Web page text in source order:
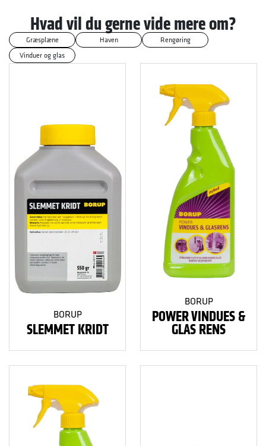
Hvad vil du gerne vide mere om?
Græsplæne Haven
Rengøring
Vinduer og glas
BORUP
SLEMMET KRIDT
BORUP
POWER VINDUES &
GLAS RENS